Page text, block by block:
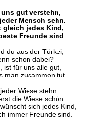
gut verstehn,
Mensch sehn.
gleich jedes Kind,
Freunde sind
du aus der Türkei,
schon dabei?
ist für uns alle gut,
man zusammen tut.
Wiese stehn.
die Wiese schön.
sich jedes Kind,
immer Freunde sind.